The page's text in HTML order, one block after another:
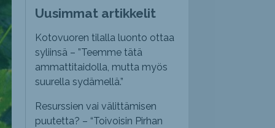
Uusimmat artikkelit
Kotovuoren tilalla luonto ottaa
syliinsä – ”Teemme tätä
ammattitaidolla, mutta myös
suurella sydämellä.”
Resurssien vai välittämisen
puutetta? – “Toivoisin Pirhan